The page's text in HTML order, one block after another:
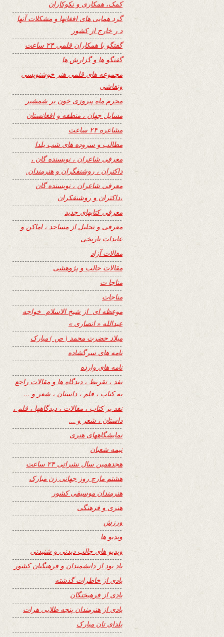
کمک، همکاری و نکوکاران
گرد همایی های افغانها و مشکلات آنها
د ر خارج از کشور
گفتگو با همکاران قلمی ۲۴ ساعت
گفتگو ها و گزارش ها
مجموعه های قلمی هنر خوشنویسی
ونقاشی
محرم ماه پیروزی خون بر شمشیر
مسایل جهان ، منطقه و افغانستان
مشاعره ۲۴ ساعت
مطالب و سروده های شب یلدا
معرفی شاعران ، نویسنده گان ،
داکتران ، روشنفگران و هنرمندان.
معرفی شاعران ، نویسنده گان
،داکتران و روشنفکران
معرفی کتابهای جدید
معرفی و تجلیل از مساجد ، اماکن و
عابدات تاریخی
مقالات آزاد
مقالات جالب و پژوهشی
مناجا ت
مناجات
موعظه ای از شیخ الاسلام خواجه
عبدالله « انصاری »
میلاد حضرت محمد ( ص ) مبارک
نامه های سرگشاده
نامه های وارده
نفد ، تقریظ ، دیدگاه ها و مقالات راجع
به کتاب ، فلم ، داستان ، شعر و …
نفد بر کتاب ، مقالات ، دیدگاهها ، فلم ،
داستان ، شعر و …
نمایشگاههای هنری
نیمه شعبان
هجدهمین سال نشراتی ۲۴ ساعت
هشتم مارچ روز جهانی زن مبارک
هنرمندان موسیقی کشور
هنری و فرهنگی
ورزش
ویدیو ها
ویدیو های جالب دیدنی و شنیدنی
یاد بود از دانشمندان و فرهنگیان کشور
یادی از خاطرات گذشته
یادی از فرهیختگان
یادی از هنرمندان پنجه طلایی هرات
یلدای تان مبارک